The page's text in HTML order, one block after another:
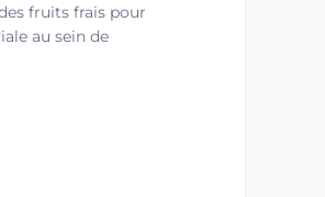
fruits frais pour
au sein de